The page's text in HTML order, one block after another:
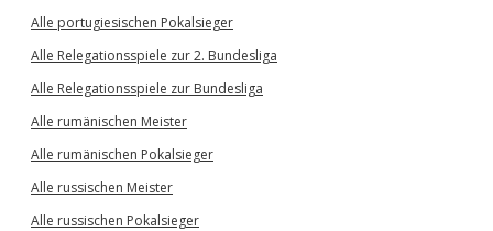
Alle portugiesischen Pokalsieger
Alle Relegationsspiele zur 2. Bundesliga
Alle Relegationsspiele zur Bundesliga
Alle rumänischen Meister
Alle rumänischen Pokalsieger
Alle russischen Meister
Alle russischen Pokalsieger